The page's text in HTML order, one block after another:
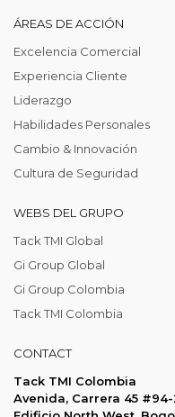
ÁREAS DE ACCIÓN
Excelencia Comercial
Experiencia Cliente
Liderazgo
Habilidades Personales
Cambio & Innovación
Cultura de Seguridad
WEBS DEL GRUPO
Tack TMI Global
Gi Group Global
Gi Group Colombia
Tack TMI Colombia
CONTACT
Tack TMI Colombia
Avenida, Carrera 45